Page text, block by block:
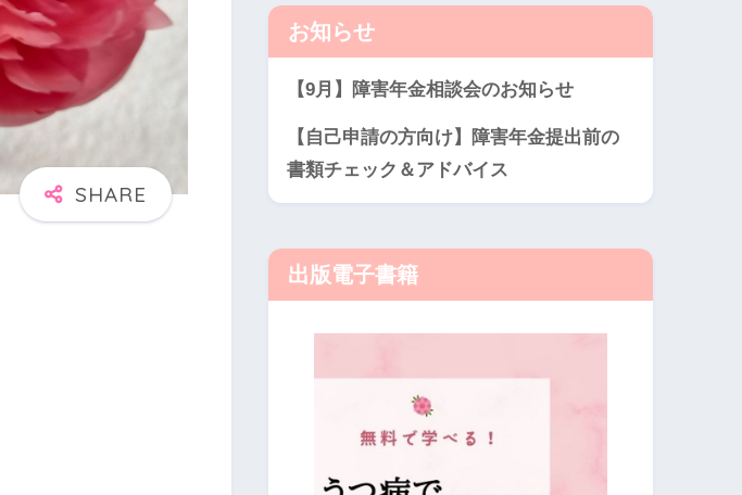
お知らせ
【9月】障害年金相談会のお知らせ
【自己申請の方向け】障害年金提出前の
書類チェック＆アドバイス
出版電子書籍